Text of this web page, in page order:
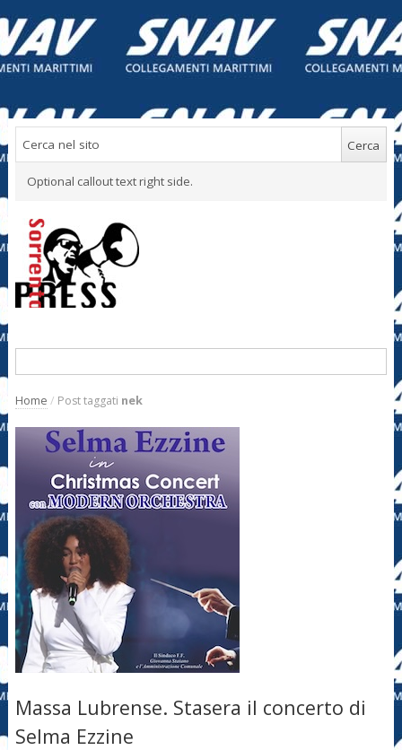
Optional callout text right side.
Home / Post taggati nek
Massa Lubrense. Stasera il concerto di
Selma Ezzine